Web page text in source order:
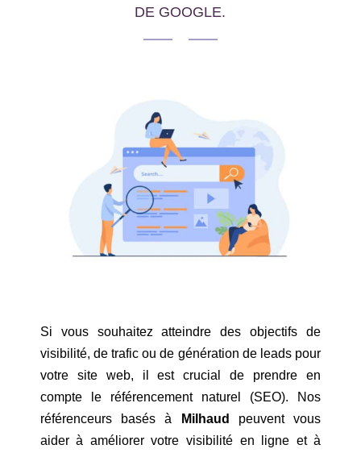
DE GOOGLE.
Si vous souhaitez atteindre des objectifs de
visibilité, de trafic ou de génération de leads pour
votre site web, il est crucial de prendre en
compte le référencement naturel (SEO). Nos
référenceurs basés à
Milhaud
peuvent vous
aider à améliorer votre visibilité en ligne et à